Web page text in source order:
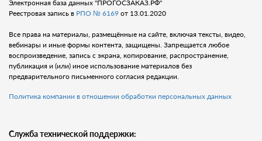
Электронная база данных "ПРОГОСЗАКАЗ.РФ"
Реестровая запись в РПО № 6169 от 13.01.2020
Все права на материалы, размещённые на сайте, включая тексты, видео,
вебинары и иные формы контента, защищены. Запрещается любое
воспроизведение, запись с экрана, копирование, распространение,
публикация и (или) иное использование материалов без
предварительного письменного согласия редакции.
Политика компании в отношении обработки персональных данных
Служба технической поддержки: